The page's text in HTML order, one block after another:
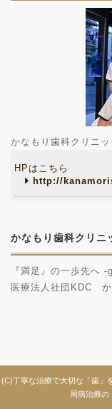
かなもり歯科クリニ
HPはこちら
http://
かなもり歯科クリニ
『満足』の一歩先へ
医療法人社団KDC か
(C)丁寧な治療で大切な「歯」
周病治療の